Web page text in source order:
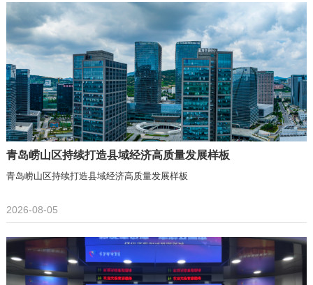
青岛崂山区持续打造县域经济高质量发展样板
青岛崂山区持续打造县域经济高质量发展样板
2026-08-05